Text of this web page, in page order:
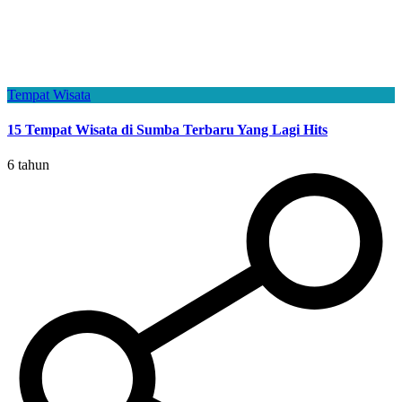
Tempat Wisata
15 Tempat Wisata di Sumba Terbaru Yang Lagi Hits
6 tahun